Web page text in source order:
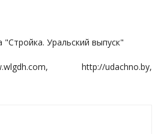
Уральский выпуск"
, http://udachno.by,